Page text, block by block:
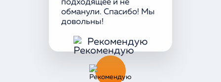
подходящее и не
обманули. Спасибо! Мы
довольны!
Рекомендую